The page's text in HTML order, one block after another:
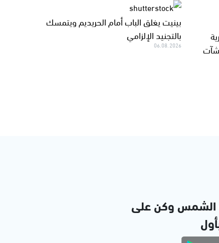
بينيت يغلق الباب أمام الحريديم ويتمسك
بالتجنيد الإلزامي
06.08.2026
الشمس وكن على